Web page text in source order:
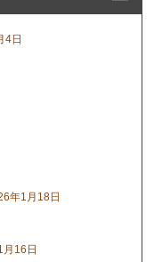
4日
年1月18日
16日